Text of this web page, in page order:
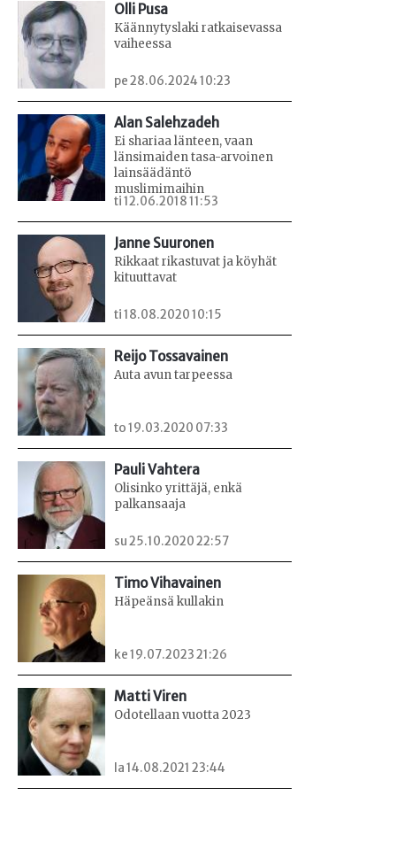
Olli Pusa
Käännytyslaki ratkaisevassa
vaiheessa
pe 28.06.2024 10:23
Alan Salehzadeh
Ei shariaa länteen, vaan
länsimaiden tasa-arvoinen
lainsäädäntö
muslimimaihin
ti 12.06.2018 11:53
Janne Suuronen
Rikkaat rikastuvat ja köyhät
kituuttavat
ti 18.08.2020 10:15
Reijo Tossavainen
Auta avun tarpeessa
to 19.03.2020 07:33
Pauli Vahtera
Olisinko yrittäjä, enkä
palkansaaja
su 25.10.2020 22:57
Timo Vihavainen
Häpeänsä kullakin
ke 19.07.2023 21:26
Matti Viren
Odotellaan vuotta 2023
la 14.08.2021 23:44